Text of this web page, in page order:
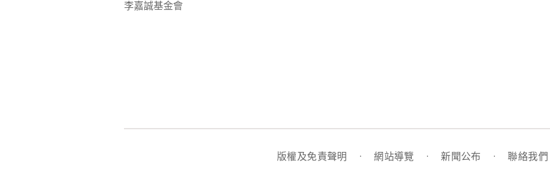
李嘉誠基金會
版權及免責聲明 · 網站導覽 · 新聞公布 · 聯絡我們